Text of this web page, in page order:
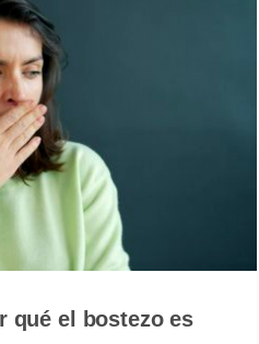
qué el bostezo es